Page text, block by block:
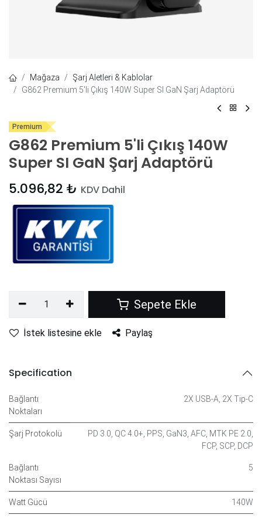
Mağaza
Şarj Aletleri & Kablolar
G862 Premium 5'li Çıkış 140W Super SI GaN Şarj Adaptörü
Premium
G862 Premium 5'li Çıkış 140W
Super SI GaN Şarj Adaptörü
5.096,82 ₺ KDV Dahil
Sepete Ekle
İstek listesine ekle Paylaş
Specification
Bağlantı
Noktaları
2X USB-A 2X Tip-C
Şarj Protokolü PD 3.0 QC 4.0+ PPS GaN3 AFC MTK PE 2.0
FCP, SCP, DCP
Bağlantı
Noktası Sayısı
5
Watt Gücü 140W